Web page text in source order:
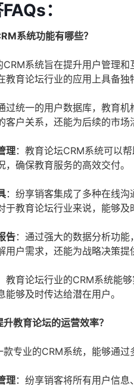
：
系统功能有哪些？
CRM系统旨在提升用户管理
教育论坛行业的应用上具备独
过统一的用户数据库，教育
客户关系，还能为后续的市场
理：教育论坛CRM系统可以
，确保教育服务的高效交付。
：纷享销客集成了多种在线
于教育论坛行业来说，能够及
告：通过强大的数据分析功
用户需求，还能为战略决策提
教育论坛行业的CRM系统能
能够及时传达给潜在用户。
教育论坛的运营效率？
专业的CRM系统，能够通
理：纷享销客将所有用户信